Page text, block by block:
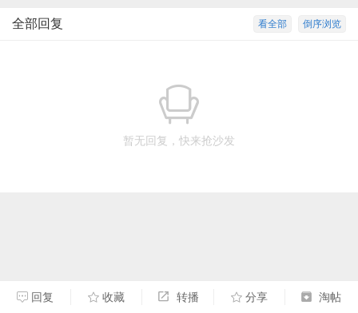
倒序浏览
看全部
全部回复
暂无回复，快来抢沙发
回复 收藏 转播 分享 淘帖